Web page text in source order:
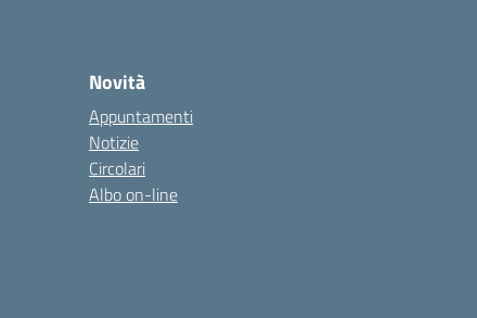
Novità
Appuntamenti
Notizie
Circolari
Albo on-line